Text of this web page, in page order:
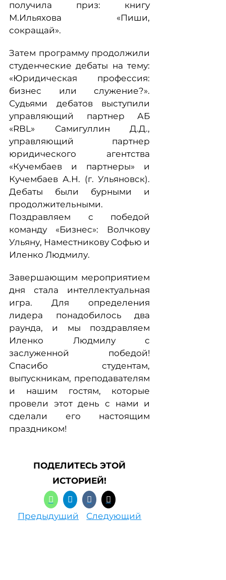
получила приз: книгу
М.Ильяхова «Пиши,
сокращай».
Затем программу продолжили
студенческие дебаты на тему:
«Юридическая профессия:
бизнес или служение?».
Судьями дебатов выступили
управляющий партнер АБ
«RBL» Самигуллин Д.Д.,
управляющий партнер
юридического агентства
«Кучембаев и партнеры» и
Кучембаев А.Н. (г. Ульяновск).
Дебаты были бурными и
продолжительными.
Поздравляем с победой
команду «Бизнес»: Волчкову
Ульяну, Наместникову Софью и
Иленко Людмилу.
Завершающим мероприятием
дня стала интеллектуальная
игра. Для определения
лидера понадобилось два
раунда, и мы поздравляем
Иленко Людмилу с
заслуженной победой!
Спасибо студентам,
выпускникам, преподавателям
и нашим гостям, которые
провели этот день с нами и
сделали его настоящим
праздником!
ПОДЕЛИТЕСЬ ЭТОЙ
ИСТОРИЕЙ!
Предыдущий Следующий